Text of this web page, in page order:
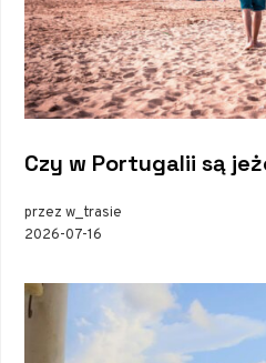
Czy w Portugalii są
przez w_trasie
2026-07-16